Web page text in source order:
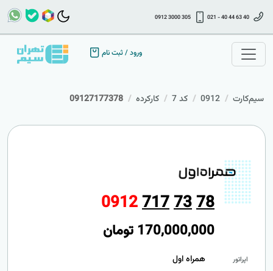
021 - 40 44 63 40
0912 3000 305
ورود/ثبت نام
سیم‌کارت 0912 کد 7 کارکرده 09127177378
09127177378
170,000,000 تومان
اپراتور همراه اول